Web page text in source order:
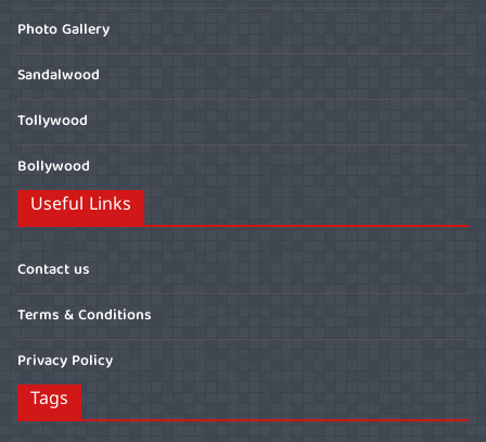
Photo Gallery
Sandalwood
Tollywood
Bollywood
Useful Links
Contact us
Terms & Conditions
Privacy Policy
Tags